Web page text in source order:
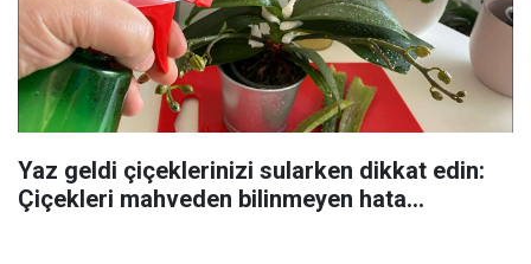
Yaz geldi çiçeklerinizi sularken dikkat edin:
Çiçekleri mahveden bilinmeyen hata...